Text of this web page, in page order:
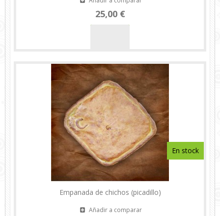
25,00 €
Empanada de chichos (picadillo)
Añadir a comparar
En stock